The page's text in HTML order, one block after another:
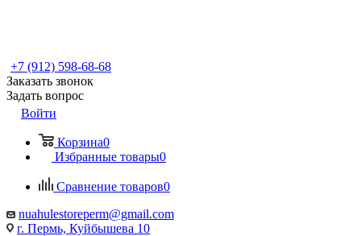
+7 (912) 598-68-68
Заказать звонок
Задать вопрос
Войти
Корзина0
Избранные товары0
Сравнение товаров0
nuahulestoreperm@gmail.com
г. Пермь, Куйбышева 10